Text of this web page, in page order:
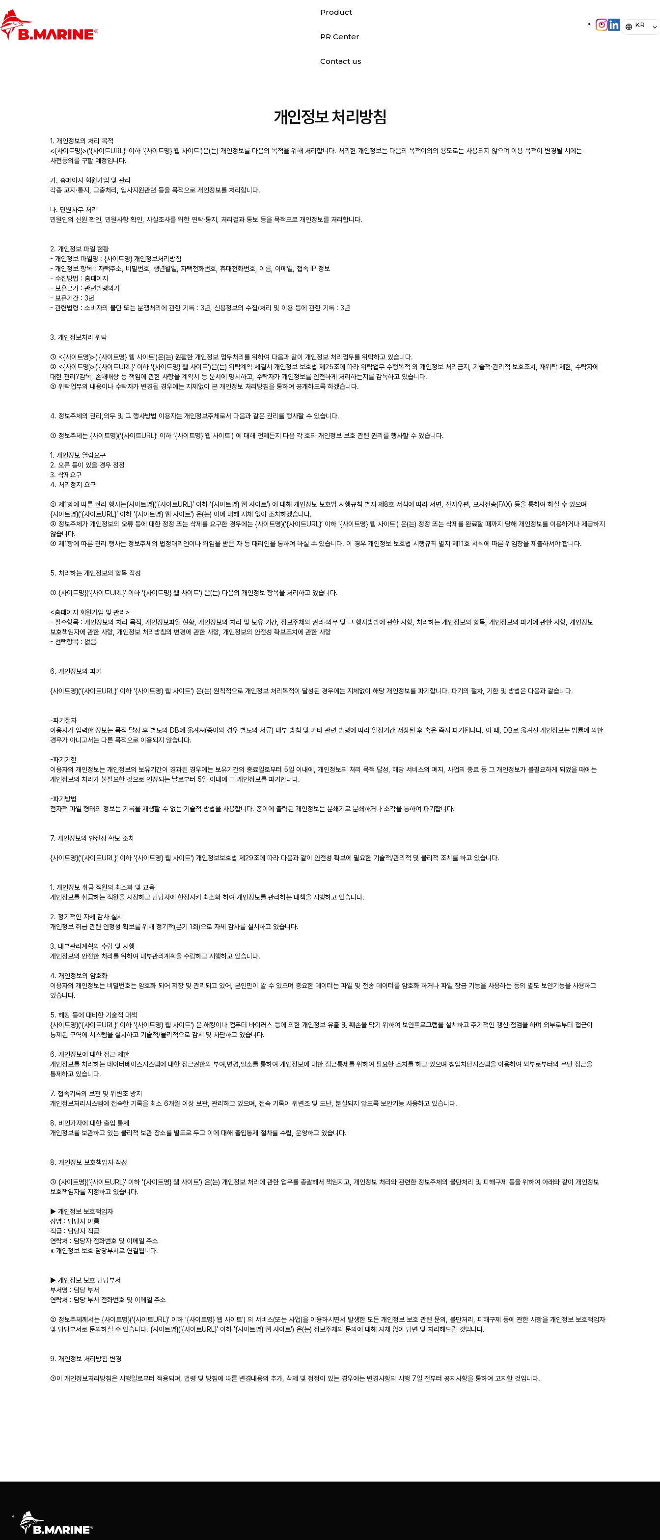
Product
PR Center
Contact us
KR
개인정보 처리방침
1. 개인정보의 처리 목적
<{사이트명}>('{사이트URL}' 이하 '{사이트명} 웹 사이트')은(는) 개인정보를 다음의 목적을 위해 처리합니다. 처리한 개인정보는 다음의 목적이외의 용도로는 사용되지 않으며 이용 목적이 변경될 시에는
사전동의를 구할 예정입니다.
가. 홈페이지 회원가입 및 관리
각종 고지·통지, 고충처리, 입사지원관련 등을 목적으로 개인정보를 처리합니다.
나. 민원사무 처리
민원인의 신원 확인, 민원사항 확인, 사실조사를 위한 연락·통지, 처리결과 통보 등을 목적으로 개인정보를 처리합니다.
2. 개인정보 파일 현황
- 개인정보 파일명 : {사이트명} 개인정보처리방침
- 개인정보 항목 : 자택주소, 비밀번호, 생년월일, 자택전화번호, 휴대전화번호, 이름, 이메일, 접속 IP 정보
- 수집방법 : 홈페이지
- 보유근거 : 관련법령의거
- 보유기간 : 3년
- 관련법령 : 소비자의 불만 또는 분쟁처리에 관한 기록 : 3년, 신용정보의 수집/처리 및 이용 등에 관한 기록 : 3년
3. 개인정보처리 위탁
① <{사이트명}>('{사이트명} 웹 사이트')은(는) 원활한 개인정보 업무처리를 위하여 다음과 같이 개인정보 처리업무를 위탁하고 있습니다.
② <{사이트명}>('{사이트URL}' 이하 '{사이트명} 웹 사이트')은(는) 위탁계약 체결시 개인정보 보호법 제25조에 따라 위탁업무 수행목적 외 개인정보 처리금지, 기술적·관리적 보호조치, 재위탁 제한, 수탁자에
대한 관리?감독, 손해배상 등 책임에 관한 사항을 계약서 등 문서에 명시하고, 수탁자가 개인정보를 안전하게 처리하는지를 감독하고 있습니다.
③ 위탁업무의 내용이나 수탁자가 변경될 경우에는 지체없이 본 개인정보 처리방침을 통하여 공개하도록 하겠습니다.
4. 정보주체의 권리,의무 및 그 행사방법 이용자는 개인정보주체로서 다음과 같은 권리를 행사할 수 있습니다.
① 정보주체는 {사이트명}(‘{사이트URL}’ 이하 ‘{사이트명} 웹 사이트') 에 대해 언제든지 다음 각 호의 개인정보 보호 관련 권리를 행사할 수 있습니다.
1. 개인정보 열람요구
2. 오류 등이 있을 경우 정정
3. 삭제요구
4. 처리정지 요구
② 제1항에 따른 권리 행사는{사이트명}(‘{사이트URL}’ 이하 ‘{사이트명} 웹 사이트') 에 대해 개인정보 보호법 시행규칙 별지 제8호 서식에 따라 서면, 전자우편, 모사전송(FAX) 등을 통하여 하실 수 있으며
{사이트명}(‘{사이트URL}’ 이하 '{사이트명} 웹 사이트') 은(는) 이에 대해 지체 없이 조치하겠습니다.
③ 정보주체가 개인정보의 오류 등에 대한 정정 또는 삭제를 요구한 경우에는 {사이트명}(‘{사이트URL}’ 이하 '{사이트명} 웹 사이트') 은(는) 정정 또는 삭제를 완료할 때까지 당해 개인정보를 이용하거나 제공하지
않습니다.
④ 제1항에 따른 권리 행사는 정보주체의 법정대리인이나 위임을 받은 자 등 대리인을 통하여 하실 수 있습니다. 이 경우 개인정보 보호법 시행규칙 별지 제11호 서식에 따른 위임장을 제출하셔야 합니다.
5. 처리하는 개인정보의 항목 작성
① {사이트명}(‘{사이트URL}’ 이하 '{사이트명} 웹 사이트') 은(는) 다음의 개인정보 항목을 처리하고 있습니다.
<홈페이지 회원가입 및 관리>
- 필수항목 : 개인정보의 처리 목적, 개인정보파일 현황, 개인정보의 처리 및 보유 기간, 정보주체의 권리·의무 및 그 행사방법에 관한 사항, 처리하는 개인정보의 항목, 개인정보의 파기에 관한 사항, 개인정보
보호책임자에 관한 사항, 개인정보 처리방침의 변경에 관한 사항, 개인정보의 안전성 확보조치에 관한 사항
- 선택항목 : 없음
6. 개인정보의 파기
{사이트명}(‘{사이트URL}’ 이하 '{사이트명} 웹 사이트') 은(는) 원칙적으로 개인정보 처리목적이 달성된 경우에는 지체없이 해당 개인정보를 파기합니다. 파기의 절차, 기한 및 방법은 다음과 같습니다.
-파기절차
이용자가 입력한 정보는 목적 달성 후 별도의 DB에 옮겨져(종이의 경우 별도의 서류) 내부 방침 및 기타 관련 법령에 따라 일정기간 저장된 후 혹은 즉시 파기됩니다. 이 때, DB로 옮겨진 개인정보는 법률에 의한
경우가 아니고서는 다른 목적으로 이용되지 않습니다.
-파기기한
이용자의 개인정보는 개인정보의 보유기간이 경과된 경우에는 보유기간의 종료일로부터 5일 이내에, 개인정보의 처리 목적 달성, 해당 서비스의 폐지, 사업의 종료 등 그 개인정보가 불필요하게 되었을 때에는
개인정보의 처리가 불필요한 것으로 인정되는 날로부터 5일 이내에 그 개인정보를 파기합니다.
-파기방법
전자적 파일 형태의 정보는 기록을 재생할 수 없는 기술적 방법을 사용합니다. 종이에 출력된 개인정보는 분쇄기로 분쇄하거나 소각을 통하여 파기합니다.
7. 개인정보의 안전성 확보 조치
{사이트명}(‘{사이트URL}’ 이하 '{사이트명} 웹 사이트') 개인정보보호법 제29조에 따라 다음과 같이 안전성 확보에 필요한 기술적/관리적 및 물리적 조치를 하고 있습니다.
1. 개인정보 취급 직원의 최소화 및 교육
개인정보를 취급하는 직원을 지정하고 담당자에 한정시켜 최소화 하여 개인정보를 관리하는 대책을 시행하고 있습니다.
2. 정기적인 자체 감사 실시
개인정보 취급 관련 안정성 확보를 위해 정기적(분기 1회)으로 자체 감사를 실시하고 있습니다.
3. 내부관리계획의 수립 및 시행
개인정보의 안전한 처리를 위하여 내부관리계획을 수립하고 시행하고 있습니다.
4. 개인정보의 암호화
이용자의 개인정보는 비밀번호는 암호화 되어 저장 및 관리되고 있어, 본인만이 알 수 있으며 중요한 데이터는 파일 및 전송 데이터를 암호화 하거나 파일 잠금 기능을 사용하는 등의 별도 보안기능을 사용하고
있습니다.
5. 해킹 등에 대비한 기술적 대책
{사이트명}(‘{사이트URL}’ 이하 '{사이트명} 웹 사이트') 은 해킹이나 컴퓨터 바이러스 등에 의한 개인정보 유출 및 훼손을 막기 위하여 보안프로그램을 설치하고 주기적인 갱신·점검을 하며 외부로부터 접근이
통제된 구역에 시스템을 설치하고 기술적/물리적으로 감시 및 차단하고 있습니다.
6. 개인정보에 대한 접근 제한
개인정보를 처리하는 데이터베이스시스템에 대한 접근권한의 부여,변경,말소를 통하여 개인정보에 대한 접근통제를 위하여 필요한 조치를 하고 있으며 침입차단시스템을 이용하여 외부로부터의 무단 접근을
통제하고 있습니다.
7. 접속기록의 보관 및 위변조 방지
개인정보처리시스템에 접속한 기록을 최소 6개월 이상 보관, 관리하고 있으며, 접속 기록이 위변조 및 도난, 분실되지 않도록 보안기능 사용하고 있습니다.
8. 비인가자에 대한 출입 통제
개인정보를 보관하고 있는 물리적 보관 장소를 별도로 두고 이에 대해 출입통제 절차를 수립, 운영하고 있습니다.
8. 개인정보 보호책임자 작성
① {사이트명}(‘{사이트URL}’ 이하 '{사이트명} 웹 사이트') 은(는) 개인정보 처리에 관한 업무를 총괄해서 책임지고, 개인정보 처리와 관련한 정보주체의 불만처리 및 피해구제 등을 위하여 아래와 같이 개인정보
보호책임자를 지정하고 있습니다.
▶ 개인정보 보호책임자
성명 : 담당자 이름
직급 : 담당자 직급
연락처 : 담당자 전화번호 및 이메일 주소
※ 개인정보 보호 담당부서로 연결됩니다.
▶ 개인정보 보호 담당부서
부서명 : 담당 부서
연락처 : 담당 부서 전화번호 및 이메일 주소
② 정보주체께서는 {사이트명}(‘{사이트URL}’ 이하 '{사이트명} 웹 사이트') 의 서비스(또는 사업)을 이용하시면서 발생한 모든 개인정보 보호 관련 문의, 불만처리, 피해구제 등에 관한 사항을 개인정보 보호책임자
및 담당부서로 문의하실 수 있습니다. {사이트명}(‘{사이트URL}’ 이하 '{사이트명} 웹 사이트') 은(는) 정보주체의 문의에 대해 지체 없이 답변 및 처리해드릴 것입니다.
9. 개인정보 처리방침 변경
①이 개인정보처리방침은 시행일로부터 적용되며, 법령 및 방침에 따른 변경내용의 추가, 삭제 및 정정이 있는 경우에는 변경사항의 시행 7일 전부터 공지사항을 통하여 고지할 것입니다.